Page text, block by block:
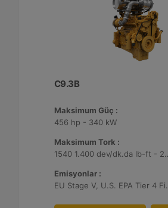
C9.3B
Maksimum Güç :
456 hp - 340 kW
Maksimum Tork :
1540 1.400 dev/
Emisyonlar :
EU Stage V, U.S.